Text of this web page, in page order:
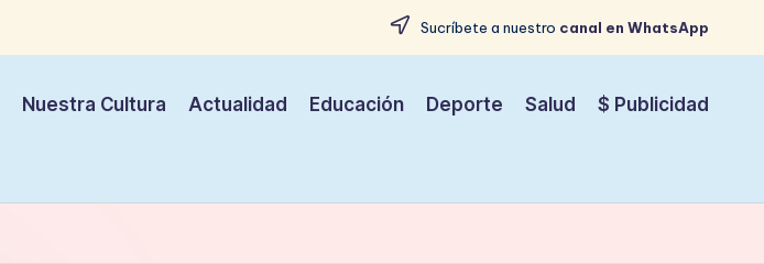
Sucríbete a nuestro canal en WhatsApp
Nuestra Cultura Actualidad Educación Deporte Salud $ Publicidad